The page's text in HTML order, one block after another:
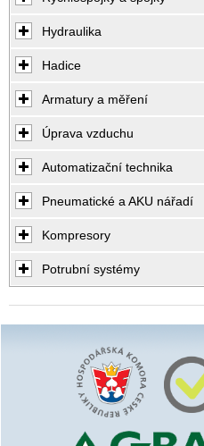
Hydraulika
Hadice
Armatury a měření
Úprava vzduchu
Automatizační technika
Pneumatické a AKU nářadí
Kompresory
Potrubní systémy